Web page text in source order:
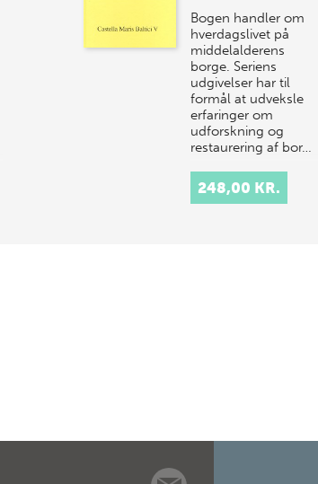
Bogen handler om
hverdagslivet på
middelalderens
borge. Seriens
udgivelser har til
formål at udveksle
erfaringer om
udforskning og
restaurering af bor…
248,00 KR.